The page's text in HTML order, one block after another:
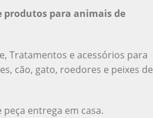
produtos para animais de
Tratamentos e acessórios para
cão, gato, roedores e peixes de
entrega em casa.